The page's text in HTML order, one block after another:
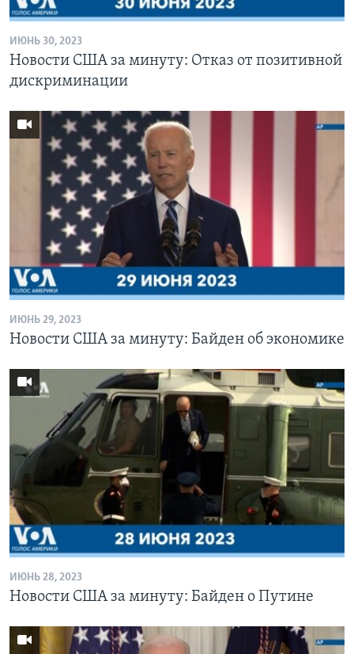
ИЮНЬ 30, 2023
Новости США за минуту: Отказ от позитивной
дискриминации
ИЮНЬ 29, 2023
Новости США за минуту: Байден об экономике
ИЮНЬ 28, 2023
Новости США за минуту: Байден о Путине